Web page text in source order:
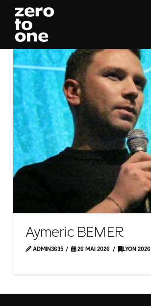
Aymeric BEMER
ADMIN3635 26 MAI 2026 LYON 2026